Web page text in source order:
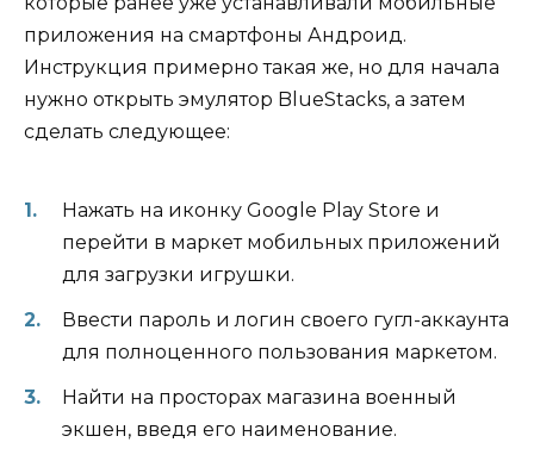
приложения на смартфоны Андроид.
Инструкция примерно такая же, но для начала
нужно открыть эмулятор BlueStacks, а затем
сделать следующее:
Нажать на иконку Google Play Store и
перейти в маркет мобильных приложений
для загрузки игрушки.
Ввести пароль и логин своего гугл-аккаунта
для полноценного пользования маркетом.
Найти на просторах магазина военный
экшен, введя его наименование.